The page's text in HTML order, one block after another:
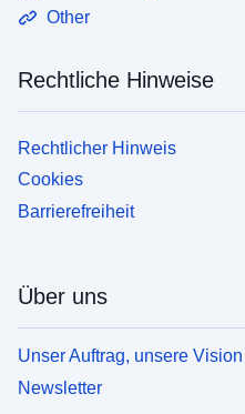
Other
Rechtliche Hinweise
Rechtlicher Hinweis
Cookies
Barrierefreiheit
Über uns
Unser Auftrag, unsere
Newsletter